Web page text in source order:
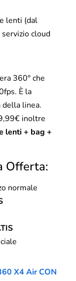
lenti (dal
cloud
360° che
È la
della linea.
inoltre
lenti + bag +
Offerta:
normale
X4 Air CON